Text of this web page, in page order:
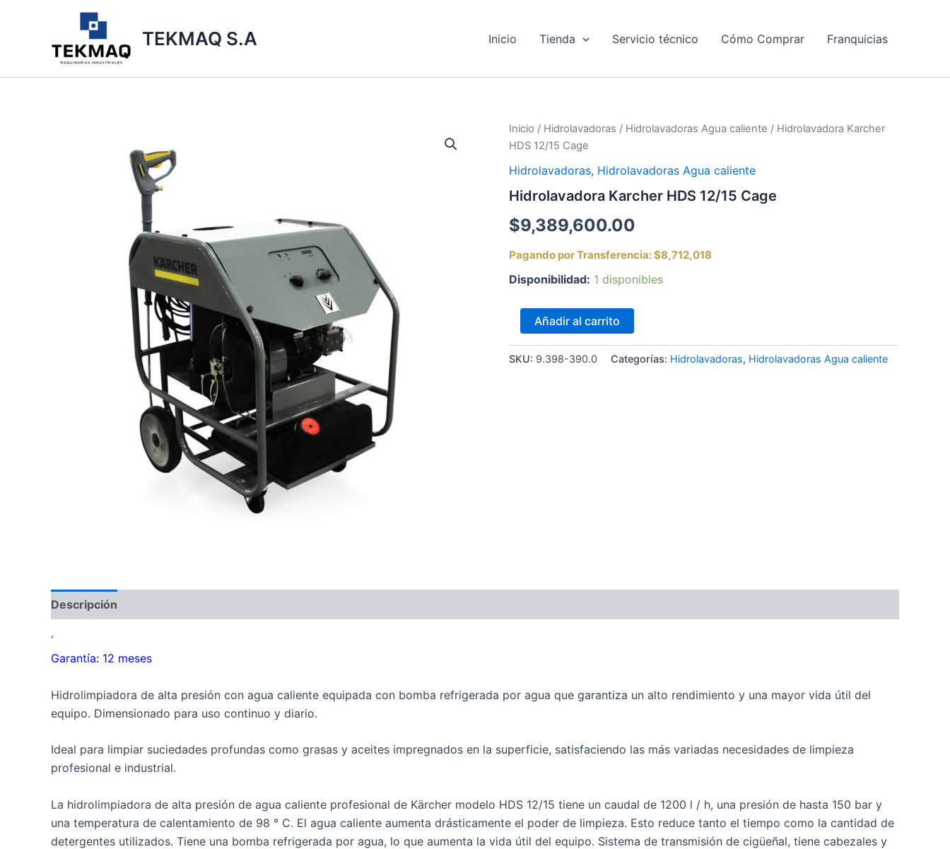
contenido
TEKMAQ S.A Inicio Tienda Servicio técnico Cómo Comprar Franquicias
Inicio / Hidrolavadoras / Hidrolavadoras Agua caliente / Hidrolavadora Karcher
HDS 12/15 Cage
Hidrolavadoras, Hidrolavadoras Agua caliente
Hidrolavadora Karcher HDS 12/15 Cage
$9,389,600.00
Pagando por Transferencia:$8,712,018
Disponibilidad: 1 disponibles
Hidrolavadora
Karcher
12/15
cantidad
Añadir al carrito
SKU: 9.398-390.0 Categorías: Hidrolavadoras, Hidrolavadoras Agua caliente
Descripción
‘
Garantía: 12 meses
Hidrolimpiadora de alta presión con agua caliente equipada con bomba refrigerada por agua que garantiza un alto rendimiento y una mayor vida útil del
equipo. Dimensionado para uso continuo y diario.
Ideal para limpiar suciedades profundas como grasas y aceites impregnados en la superficie, satisfaciendo las más variadas necesidades de limpieza
profesional e industrial.
La hidrolimpiadora de alta presión de agua caliente profesional de Kärcher modelo HDS 12/15 tiene un caudal de 1200 l / h, una presión de hasta 150 bar y
una temperatura de calentamiento de 98 ° C. El agua caliente aumenta drásticamente el poder de limpieza. Esto reduce tanto el tiempo como la cantidad de
detergentes utilizados. Tiene una bomba refrigerada por agua, lo que aumenta la vida útil del equipo. Sistema de transmisión de cigüeñal, tiene cabezales y